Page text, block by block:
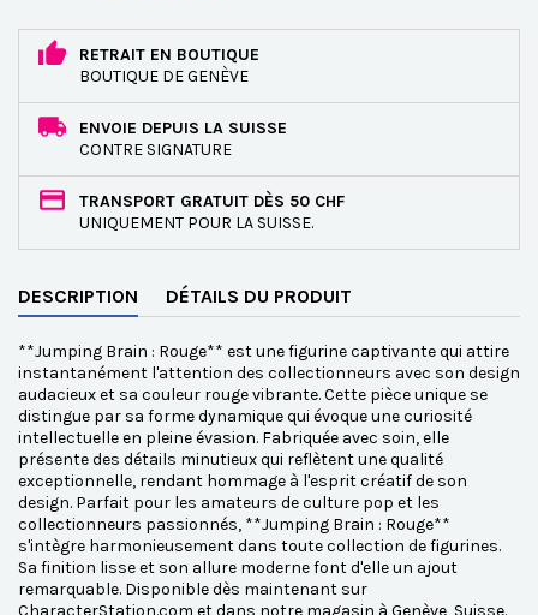
RETRAIT EN BOUTIQUE
BOUTIQUE DE GENÈVE
ENVOIE DEPUIS LA SUISSE
CONTRE SIGNATURE
TRANSPORT GRATUIT DÈS 50 CHF
UNIQUEMENT POUR LA SUISSE.
DESCRIPTION DÉTAILS DU PRODUIT
**Jumping Brain : Rouge** est une figurine captivante qui attire
instantanément l'attention des collectionneurs avec son design
audacieux et sa couleur rouge vibrante. Cette pièce unique se
distingue par sa forme dynamique qui évoque une curiosité
intellectuelle en pleine évasion. Fabriquée avec soin, elle
présente des détails minutieux qui reflètent une qualité
exceptionnelle, rendant hommage à l'esprit créatif de son
design. Parfait pour les amateurs de culture pop et les
collectionneurs passionnés, **Jumping Brain : Rouge**
s'intègre harmonieusement dans toute collection de figurines.
Sa finition lisse et son allure moderne font d'elle un ajout
remarquable. Disponible dès maintenant sur
CharacterStation.com et dans notre magasin à Genève, Suisse.